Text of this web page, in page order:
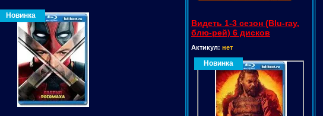
Новинка
Видеть 1-3 сезон (Blu-ray,
блю-рей) 6 дисков
Актикул: нет
Новинка